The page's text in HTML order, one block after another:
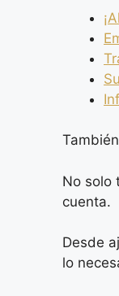
No solo
cuenta.
Desde
lo